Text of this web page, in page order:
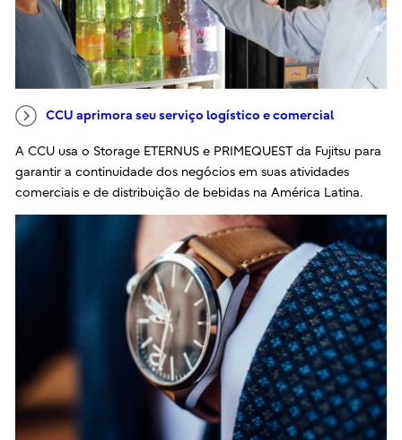
CCU aprimora seu serviço logístico e comercial
A CCU usa o Storage ETERNUS e PRIMEQUEST da Fujitsu para
garantir a continuidade dos negócios em suas atividades
comerciais e de distribuição de bebidas na América Latina.